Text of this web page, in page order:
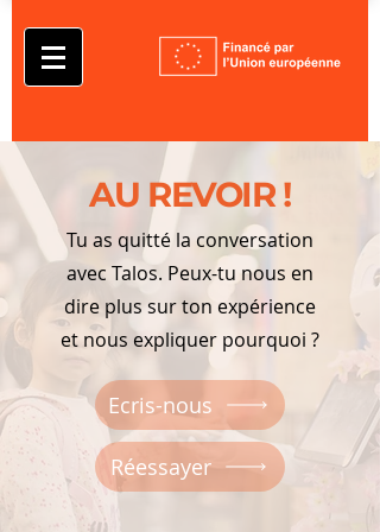
AU REVOIR !
Tu as quitté la conversation
avec Talos. Peux-tu nous en
dire plus sur ton expérience
et nous expliquer pourquoi ?
Ecris-nous
Réessayer